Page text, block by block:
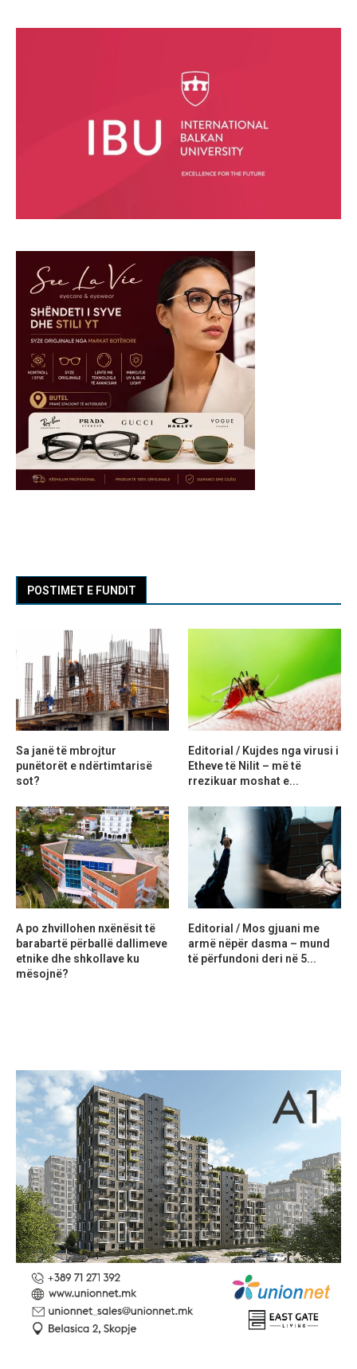
POSTIMET E FUNDIT
Sa janë të mbrojtur
punëtorët e ndërtimtarisë
sot?
Editorial / Kujdes nga virusi i
Etheve të Nilit – më të
rrezikuar moshat e...
A po zhvillohen nxënësit të
barabartë përballë dallimeve
etnike dhe shkollave ku
mësojnë?
Editorial / Mos gjuani me
armë nëpër dasma – mund
të përfundoni deri në 5...